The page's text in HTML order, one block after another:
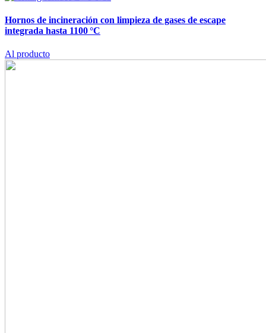
Hornos de incineración con limpieza de gases de escape
integrada hasta 1100 °C
Al producto